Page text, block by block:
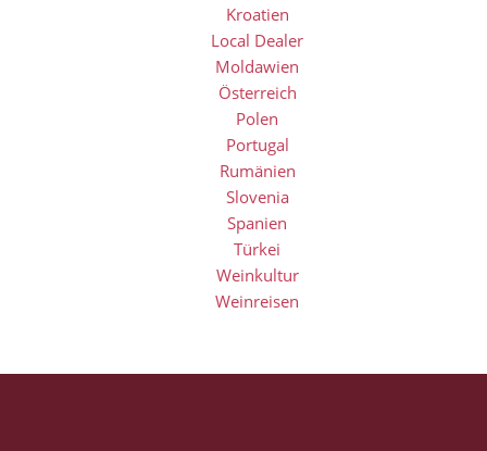
Kroatien
Local Dealer
Moldawien
Österreich
Polen
Portugal
Rumänien
Slovenia
Spanien
Türkei
Weinkultur
Weinreisen